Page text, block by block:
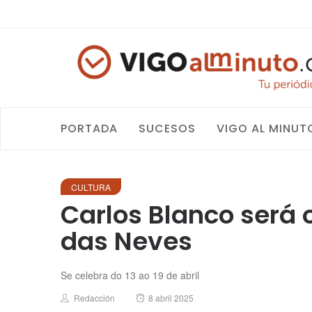
PORTADA SUCESOS VIGO AL
CULTURA
Carlos Blanco será
das Neves
Se celebra do 13 ao 19 de abril
Author
Redacción
Posted
8 abril 2025